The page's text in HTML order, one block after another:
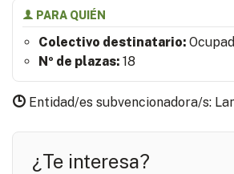
PARA QUIÉN
Colectivo destinatario:
Nº de plazas: 18
Entidad/es subvencionadora/s:
¿Te interesa?